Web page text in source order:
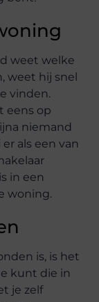
weet welke
weet hij snel
vinden.
eens op
niemand
als een van
in een
woning.
is, is het
kunt die in
je zelf